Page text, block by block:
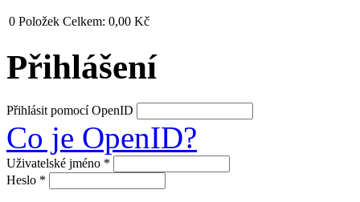
0 Položek Celkem: 0,00 Kč
Přihlášení
Přihlásit pomocí OpenID
Co je OpenID?
Uživatelské jméno *
Heslo *